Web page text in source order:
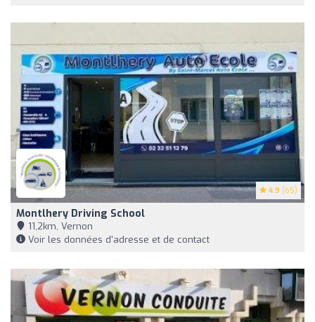
4.9 (65)
Montlhery Driving School
11,2km, Vernon
Voir les données d'adresse et de contact